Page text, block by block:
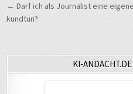
← Darf ich als Journalist eine
kundtun?
KI-